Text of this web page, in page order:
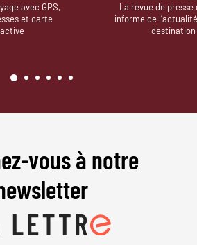
avec GPS,
et carte
La revue de presse
informe de
destination
vous à notre